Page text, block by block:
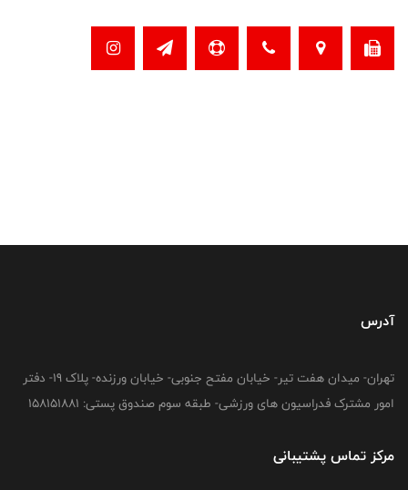
آدرس
تهران- میدان هفت تیر- خیابان مفتح جنوبی- خیابان ورزنده- پلاک 19- دفتر
امور مشترک فدراسیون های ورزشی- طبقه سوم صندوق پستی: 158151881
مرکز تماس پشتیبانی